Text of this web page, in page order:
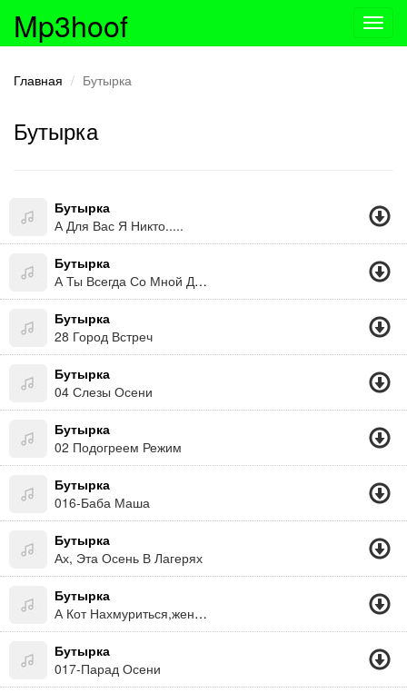
Mp3hoof
Главная Бутырка
Бутырка
Бутырка
А Для Вас Я Никто.....
Бутырка
А Ты Всегда Со Мной Девчонка Моя Первая, Из Пожелтевшей Фотографии Глядишь
Бутырка
28 Город Встреч
Бутырка
04 Слезы Осени
Бутырка
02 Подогреем Режим
Бутырка
016-Баба Маша
Бутырка
Ах, Эта Осень В Лагерях
Бутырка
А Кот Нахмуриться,жена Надуеться И Под Нос Забурчит Детвора Взял С Получки Я Бутылку Русскую,а Они Пришел Пьянь Как Всегда...
Бутырка
017-Парад Осени